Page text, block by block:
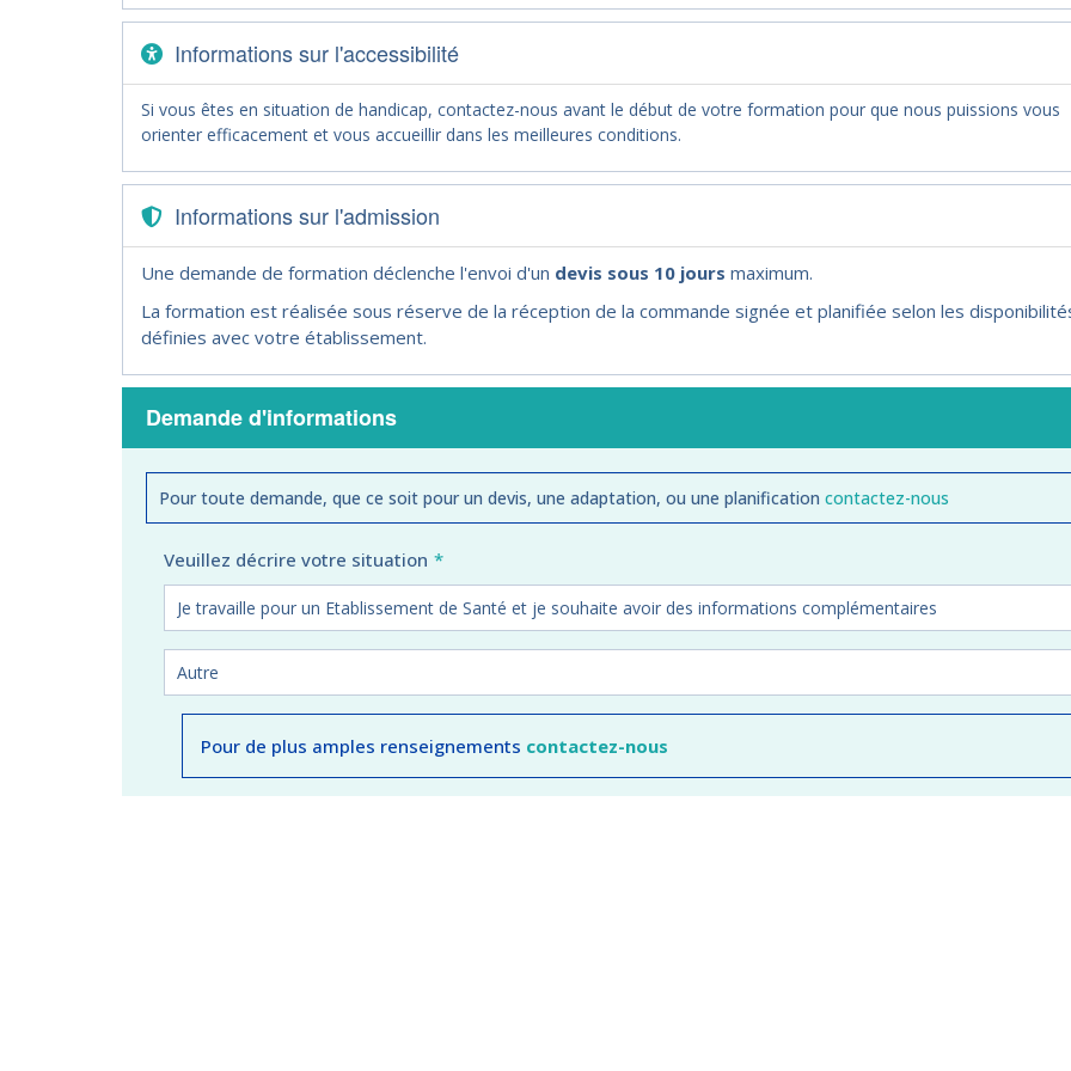
Informations sur l'accessibilité
Si vous êtes en situation de handicap, contactez-nous avant le début de votre formation pour que nous puissions vous
orienter efficacement et vous accueillir dans les meilleures conditions.
Informations sur l'admission
Une demande de formation déclenche l'envoi d'un devis sous 10 jours maximum.
La formation est réalisée sous réserve de la réception de la commande signée et planifiée selon les
définies avec votre établissement.
Demande d'informations
Pour toute demande, que ce soit pour un devis, une adaptation, ou une planification contactez-nous
Veuillez décrire votre situation
Pour de plus amples renseignements contactez-nous